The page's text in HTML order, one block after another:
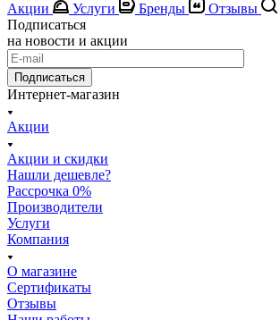
Акции
Услуги Бренды Отзывы
Подписаться
на новости и акции
Подписаться
Интернет-магазин
Акции
Акции и скидки
Нашли дешевле?
Рассрочка 0%
Производители
Услуги
Компания
О магазине
Сертификаты
Отзывы